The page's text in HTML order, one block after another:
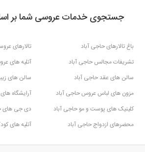
جستجوی خدمات عروسی شما بر
باغ تالارهای حاجی ‌آباد
تالارهای
تشریفات مجالس حاجی ‌آباد
آتلیه های
سالن های عقد حاجی ‌آباد
سالن های
مزون های لباس عروس حاجی ‌آباد
آرایشگاه
کلینیک های پوست و مو حاجی ‌آباد
دی جی های
محضرهای ازدواج حاجی ‌آباد
آتلیه های